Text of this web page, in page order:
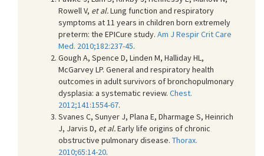
Rowell V, et al.Lung function and respiratory
symptoms at 11 years in children born extremely
preterm: the EPICure study. Am J Respir Crit Care
Med. 2010;182:237-45.
Gough A, Spence D, Linden M, Halliday HL,
McGarvey LP. General and respiratory health
outcomes in adult survivors of bronchopulmonary
dysplasia: a systematic review. Chest.
2012;141:1554-67.
Svanes C, Sunyer J, Plana E, Dharmage S, Heinrich
J, Jarvis D, et al.Early life origins of chronic
obstructive pulmonary disease. Thorax.
2010;65:14-20.